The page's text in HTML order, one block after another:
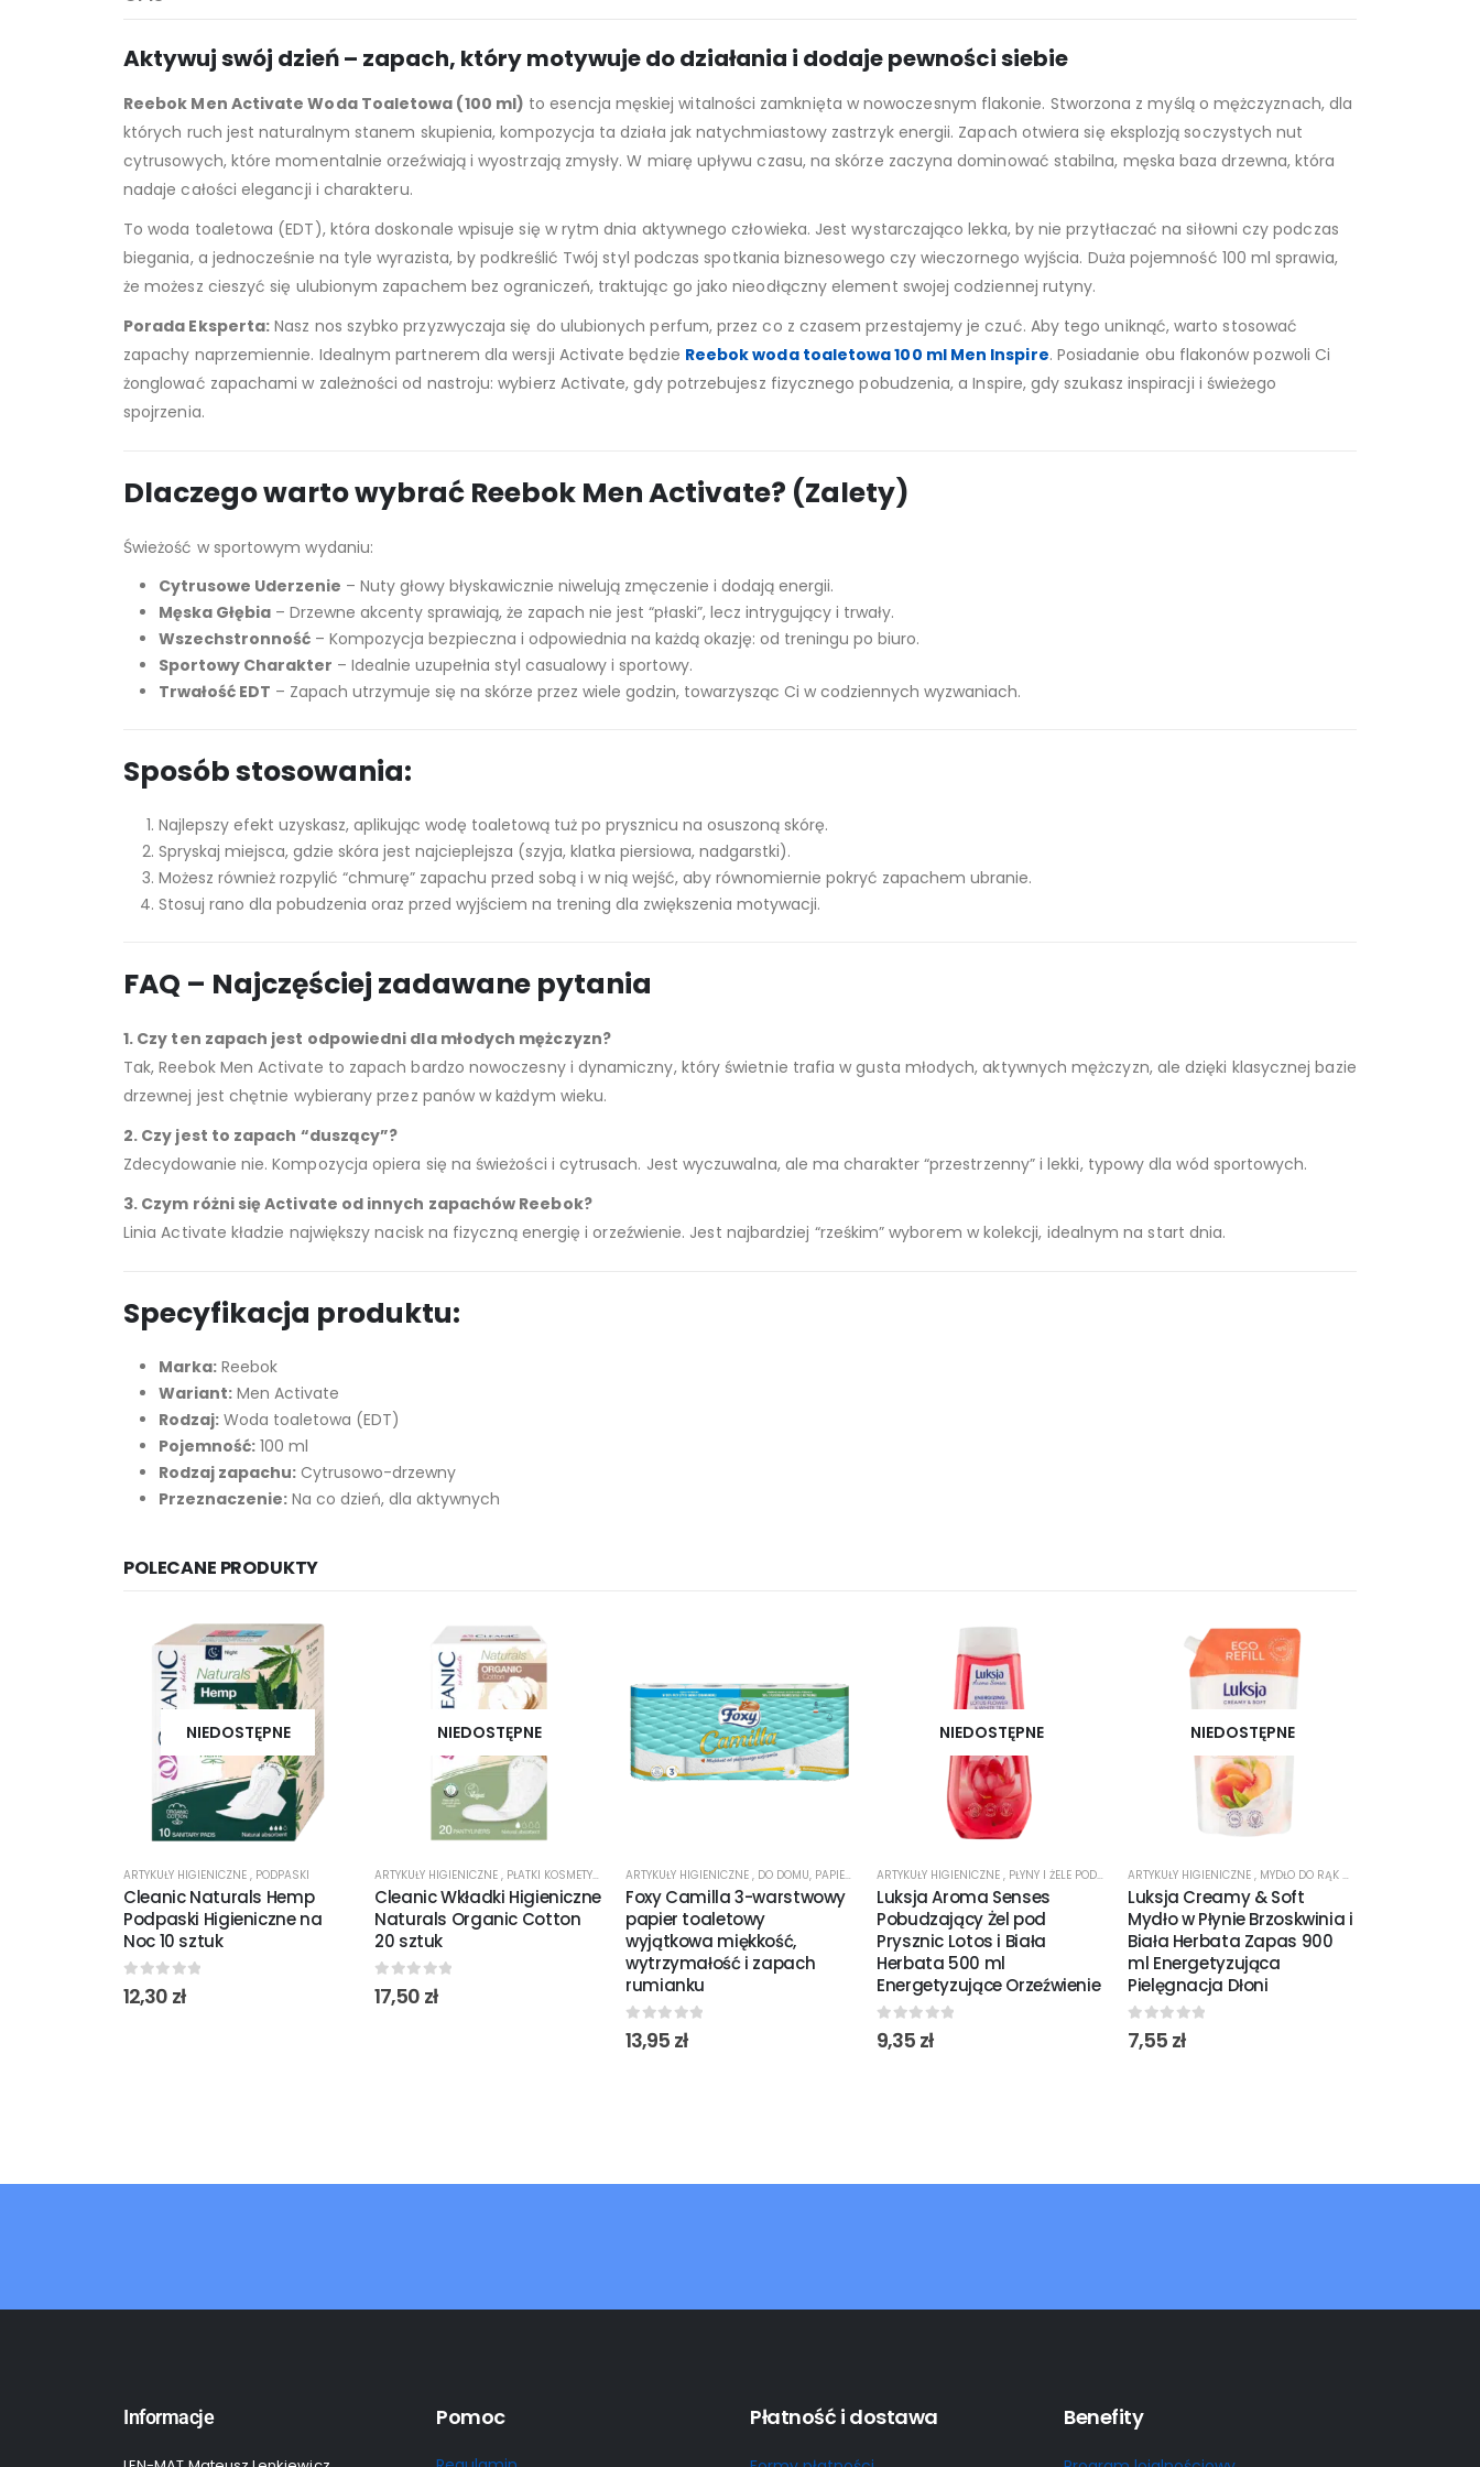
Aktywuj swój dzień – zapach, który motywuje do działania i dodaje pewności siebie
Reebok Men Activate Woda Toaletowa (100 ml) to esencja męskiej witalności zamknięta w nowoczesnym flakonie. Stworzona z myślą o mężczyznach, dla
których ruch jest naturalnym stanem skupienia, kompozycja ta działa jak natychmiastowy zastrzyk energii. Zapach otwiera się eksplozją soczystych nut
cytrusowych, które momentalnie orzeźwiają i wyostrzają zmysły. W miarę upływu czasu, na skórze zaczyna dominować stabilna, męska baza drzewna, która
nadaje całości elegancji i charakteru.
To woda toaletowa (EDT), która doskonale wpisuje się w rytm dnia aktywnego człowieka. Jest wystarczająco lekka, by nie przytłaczać na siłowni czy podczas
biegania, a jednocześnie na tyle wyrazista, by podkreślić Twój styl podczas spotkania biznesowego czy wieczornego wyjścia. Duża pojemność 100 ml sprawia,
że możesz cieszyć się ulubionym zapachem bez ograniczeń, traktując go jako nieodłączny element swojej codziennej rutyny.
Porada Eksperta: Nasz nos szybko przyzwyczaja się do ulubionych perfum, przez co z czasem przestajemy je czuć. Aby tego uniknąć, warto stosować
zapachy naprzemiennie. Idealnym partnerem dla wersji Activate będzie Reebok woda toaletowa 100 ml Men Inspire. Posiadanie obu flakonów pozwoli Ci
żonglować zapachami w zależności od nastroju: wybierz Activate, gdy potrzebujesz fizycznego pobudzenia, a Inspire, gdy szukasz inspiracji i świeżego
spojrzenia.
Dlaczego warto wybrać Reebok Men Activate? (Zalety)
Świeżość w sportowym wydaniu:
Cytrusowe Uderzenie – Nuty głowy błyskawicznie niwelują zmęczenie i dodają energii.
Męska Głębia – Drzewne akcenty sprawiają, że zapach nie jest “płaski”, lecz intrygujący i trwały.
Wszechstronność – Kompozycja bezpieczna i odpowiednia na każdą okazję: od treningu po biuro.
Sportowy Charakter – Idealnie uzupełnia styl casualowy i sportowy.
Trwałość EDT – Zapach utrzymuje się na skórze przez wiele godzin, towarzysząc Ci w codziennych wyzwaniach.
Sposób stosowania:
Najlepszy efekt uzyskasz, aplikując wodę toaletową tuż po prysznicu na osuszoną skórę.
Spryskaj miejsca, gdzie skóra jest najcieplejsza (szyja, klatka piersiowa, nadgarstki).
Możesz również rozpylić “chmurę” zapachu przed sobą i w nią wejść, aby równomiernie pokryć zapachem ubranie.
Stosuj rano dla pobudzenia oraz przed wyjściem na trening dla zwiększenia motywacji.
FAQ – Najczęściej zadawane pytania
1. Czy ten zapach jest odpowiedni dla młodych mężczyzn?
Tak, Reebok Men Activate to zapach bardzo nowoczesny i dynamiczny, który świetnie trafia w gusta młodych, aktywnych mężczyzn, ale dzięki klasycznej bazie
drzewnej jest chętnie wybierany przez panów w każdym wieku.
2. Czy jest to zapach “duszący”?
Zdecydowanie nie. Kompozycja opiera się na świeżości i cytrusach. Jest wyczuwalna, ale ma charakter “przestrzenny” i lekki, typowy dla wód sportowych.
3. Czym różni się Activate od innych zapachów Reebok?
Linia Activate kładzie największy nacisk na fizyczną energię i orzeźwienie. Jest najbardziej “rześkim” wyborem w kolekcji, idealnym na start dnia.
Specyfikacja produktu:
Marka: Reebok
Wariant: Men Activate
Rodzaj: Woda toaletowa (EDT)
Pojemność: 100 ml
Rodzaj zapachu: Cytrusowo-drzewny
Przeznaczenie: Na co dzień, dla aktywnych
POLECANE PRODUKTY
NIEDOSTĘPNE
ARTYKUŁY HIGIENICZNE , PODPASKI
Cleanic Naturals Hemp
Podpaski Higieniczne na
Noc 10 sztuk
0out of 5
12,30 zł
NIEDOSTĘPNE
ARTYKUŁY HIGIENICZNE , PŁATKI KOSMETYCZNE
Cleanic Wkładki Higieniczne
Naturals Organic Cotton
20 sztuk
0out of 5
17,50 zł
ARTYKUŁY HIGIENICZNE , DO DOMU, PAPIER TOALETOWY
Foxy Camilla 3-warstwowy
papier toaletowy
wyjątkowa miękkość,
wytrzymałość i zapach
rumianku
0out of 5
13,95 zł
NIEDOSTĘPNE
ARTYKUŁY HIGIENICZNE , PŁYNY I ŻELE POD PRYSZNIC
Luksja Aroma Senses
Pobudzający Żel pod
Prysznic Lotos i Biała
Herbata 500 ml
Energetyzujące Orzeźwienie
0out of 5
9,35 zł
NIEDOSTĘPNE
ARTYKUŁY HIGIENICZNE , MYDŁO DO RĄK W PŁYNIE
Luksja Creamy & Soft
Mydło w Płynie Brzoskwinia i
Biała Herbata Zapas 900
ml Energetyzująca
Pielęgnacja Dłoni
0out of 5
7,55 zł
Informacje Pomoc Płatność i dostawa Benefity